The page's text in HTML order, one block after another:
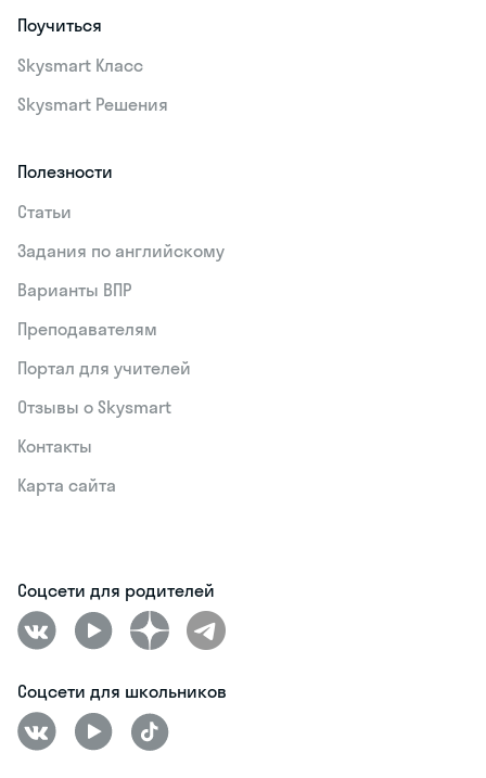
Поучиться
Skysmart Класс
Skysmart Решения
Полезности
Статьи
Задания по английскому
Варианты ВПР
Преподавателям
Портал для учителей
Отзывы о Skysmart
Контакты
Карта сайта
Соцсети для родителей
Соцсети для школьников